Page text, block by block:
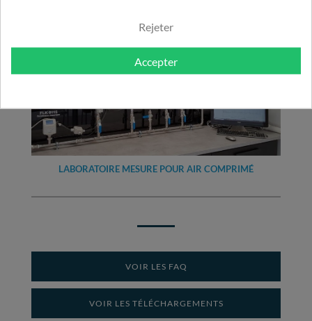
LABORATOIRE MESURE POUR AIR COMPRIMÉ
VOIR LES FAQ
VOIR LES TÉLÉCHARGEMENTS
Rejeter
Accepter